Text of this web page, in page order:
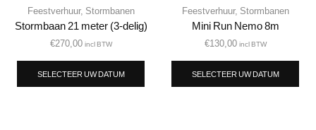
Feestverhuur, Stormbanen
Stormbaan 21 meter (3-delig)
€270,00 incl BTW
SELECTEER UW DATUM
Feestverhuur, Stormbanen
Mini Run Nemo 8m
€130,00 incl BTW
SELECTEER UW DATUM